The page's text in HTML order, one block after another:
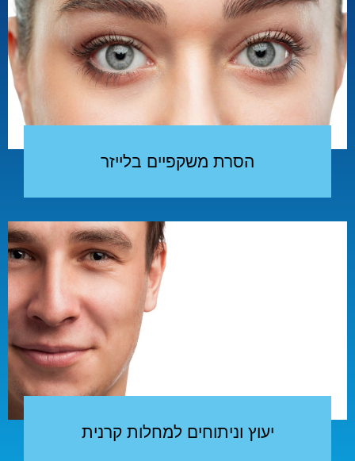
הסרת משקפיים בלייזר
יעוץ וניתוחים למחלות קרנית